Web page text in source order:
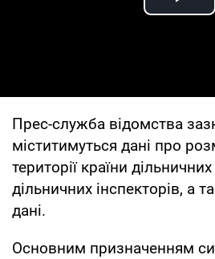
Прес-служба відомства
міститимуться дані про
території країни дільничних
дільничних інспекторів, а
дані.
Основним призначенням